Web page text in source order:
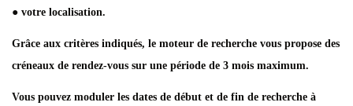
● votre localisation.
Grâce aux critères indiqués, le moteur de recherche vous propose des
créneaux de rendez-vous sur une période de 3 mois maximum.
Vous pouvez moduler les dates de début et de fin de recherche à